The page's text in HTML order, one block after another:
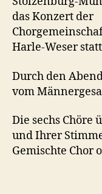
das Konzert der
Harle-Weser
Durch den
vom
Die sechs
und Ihrer
Gemischte Chor